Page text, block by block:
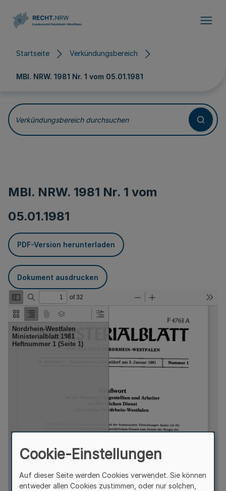
Startseite Verkündungsbereich
MBl. NRW. 1981 Nr. 1 vom 05.01.1981
Verkündungsbereich durchsuchen
MBl. NRW. 1981 Nr. 1 vom
05.01.1981
PDF-Version herunterladen
Dokument ausdrucken
Cookie-Einstellungen
Auf dieser Seite werden Cookies verwendet. Sie können
entweder allen Cookies zustimmen, oder nur solchen,